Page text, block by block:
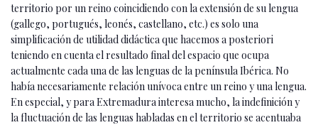
territorio por un reino coincidiendo con la extensión de su lengua
(gallego, portugués, leonés, castellano, etc.) es solo una
simplificación de utilidad didáctica que hacemos a posteriori
teniendo en cuenta el resultado final del espacio que ocupa
actualmente cada una de las lenguas de la península Ibérica. No
había necesariamente relación unívoca entre un reino y una lengua.
En especial, y para Extremadura interesa mucho, la indefinición y
la fluctuación de las lenguas habladas en el territorio se acentuaba